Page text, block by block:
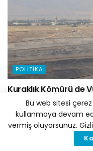
POLITIKA
Kuraklık Kömürü de
7 AĞUSTOS 2026
Bu web sitesi
kullanmaya devam
vermiş oluyorsunuz.